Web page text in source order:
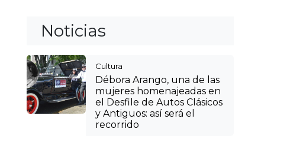
Itagüí, Medellín y La
Estrella suspenderán
servicios no urgentes a
afiliados de la Nueva EPS